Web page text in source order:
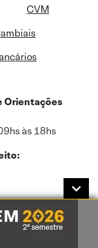
CVM
Orientações
às 18hs
com a nossaPolítica de
.